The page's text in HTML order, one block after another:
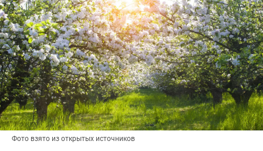
Фото взято из открытых источников